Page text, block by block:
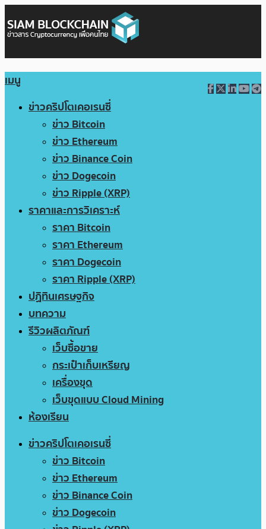
เมนู
ข่าวคริปโตเคอเรนซี่
ข่าว Bitcoin
ข่าว Ethereum
ข่าว Binance Coin
ข่าว Dogecoin
ข่าว Ripple (XRP)
ราคาและการวิเคราะห์
ราคา Bitcoin
ราคา Ethereum
ราคา Dogecoin
ราคา Ripple (XRP)
ปฏิทินเศรษฐกิจ
บทความ
รีวิวผลิตภัณฑ์
เว็บซื้อขาย
กระเป๋าเก็บเหรียญ
เครื่องขุด
เว็บขุดแบบ Cloud Mining
ห้องเรียน
ข่าวคริปโตเคอเรนซี่
ข่าว Bitcoin
ข่าว Ethereum
ข่าว Binance Coin
ข่าว Dogecoin